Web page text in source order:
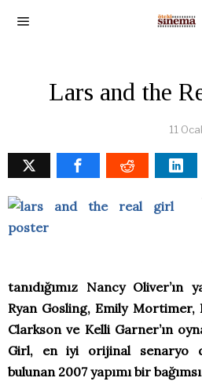
Lars and the
11
tanıdığımız Nancy Oliver’ın
Ryan Gosling, Emily Mortimer,
Clarkson ve Kelli Garner’ın
Girl, en iyi orijinal senaryo
bulunan 2007 yapımı bir